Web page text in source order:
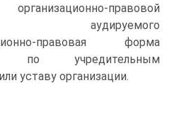
форма
по учредительным
уставу организации.